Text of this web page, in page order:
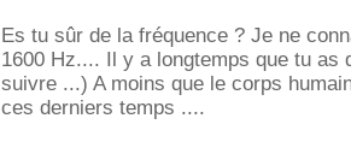
Es tu sûr de la fréquence ? Je ne
1600 Hz.... Il y a longtemps que tu as
suivre ...) A moins que le corps
ces derniers temps ....